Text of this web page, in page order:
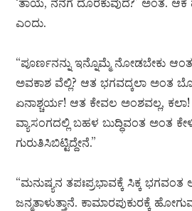
‘ತಾಯೆ, ನನಗೆ ದೊರಕುವುದೆ?’ ಅಂತ. ಆಕೆ
ಎಂದು.
“ಪೂರ್ಣನನ್ನು ಇನ್ನೊಮ್ಮೆ ನೋಡಬೇಕು
ಅವಕಾಶ ವೆಲ್ಲಿ? ಆತ ಭಗವದ್ಕಲಾ ಅಂತ
ಏನಾಶ್ಚರ್ಯ! ಆತ ಕೇವಲ ಅಂಶವಲ್ಲ, ಕಲಾ!
ವ್ಯಾಸಂಗದಲ್ಲಿ ಬಹಳ ಬುದ್ಧಿವಂತ ಅಂತ
ಗುರುತಿಸಿಬಿಟ್ಟಿದ್ದೇನೆ.”
“ಮನುಷ್ಯನ ತಪಃಪ್ರಭಾವಕ್ಕೆ ಸಿಕ್ಕ ಭಗವಂತ
ಜನ್ಮತಾಳುತ್ತಾನೆ. ಕಾಮಾರಪುಕುರಕ್ಕೆ